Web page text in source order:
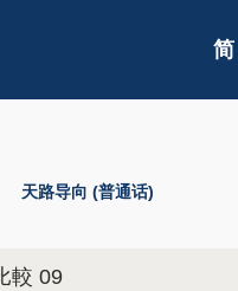
简
天路导向 (普通话)
較 09